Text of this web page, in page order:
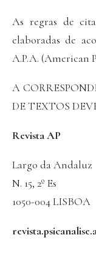
As regras de
elaboradas de
A.P.A. (American
A
DE TEXTOS
Revista AP
Largo da Andaluz
N. 15, 2º Es
1050-004 LISBOA